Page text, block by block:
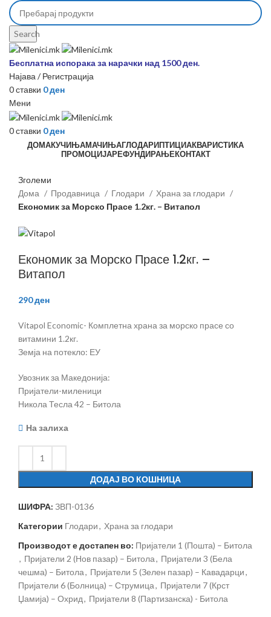
Search
Бесплатна испорака за нарачки над 1500 ден.
Најава / Регистрација
0ставки 0ден
Мени
0ставки 0ден
ДОМАКУЧИЊАМАЧИЊАГЛОДАРИПТИЦИАКВАРИСТИКА
ПРОМОЦИЈАРЕФУНДИРАЊЕКОНТАКТ
Зголеми
Дома
Продавница Глодари
Храна за глодари
Економик за Морско Прасе 1.2кг. – Витапол
Економик за Морско Прасе 1.2кг. –
Витапол
290ден
Vitapol Economic- Комплетна храна за морско прасе со
витамини 1.2кг.
Земја на потекло: ЕУ
Увозник за Македонија:
Пријатели-миленици
Никола Тесла 42 – Битола
На залиха
ДОДАЈ ВО КОШНИЦА
ШИФРА: ЗВП-0136
Категории Глодари, Храна за глодари
Производот е достапен во: Пријатели 1 (Пошта) – Битола
, Пријатели 2 (Нов пазар) – Битола, Пријатели 3 (Бела
чешма) – Битола, Пријатели 5 (Зелен пазар) – Кавадарци,
Пријатели 6 (Болница) – Струмица, Пријатели 7 (Крст
Џамија) – Охрид, Пријатели 8 (Партизанска) - Битола